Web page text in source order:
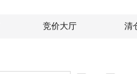
竞价大厅 清